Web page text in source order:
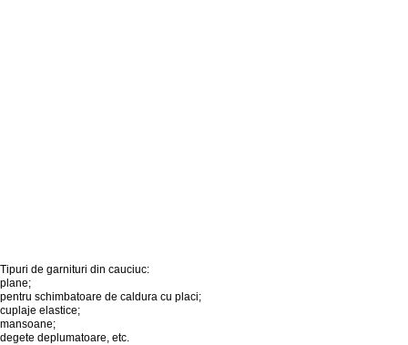
Tipuri de garnituri din cauciuc:
plane;
pentru schimbatoare de caldura cu placi;
cuplaje elastice;
mansoane;
degete deplumatoare, etc.